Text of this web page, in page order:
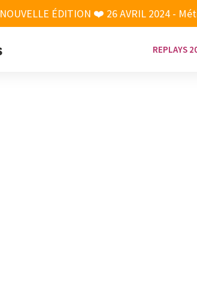
NOUVELLE ÉDITION ❤️ 26 AVRIL 2024 -
REPLAYS